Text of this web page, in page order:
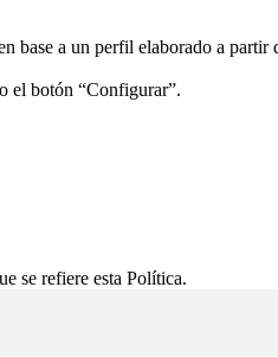
a un perfil elaborado a
el botón “Configurar”.
se refiere esta Política.